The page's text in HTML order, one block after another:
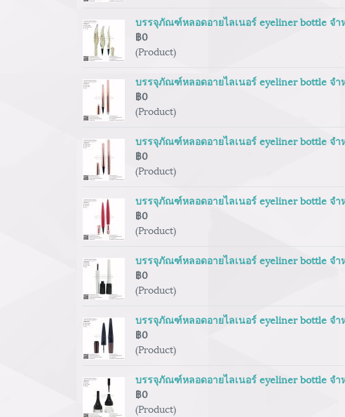
บรรจุภัณฑ์หลอดอายไลเนอร์ eyeliner bottle จ
฿0
(Product)
บรรจุภัณฑ์หลอดอายไลเนอร์ eyeliner bottle จ
฿0
(Product)
บรรจุภัณฑ์หลอดอายไลเนอร์ eyeliner bottle จ
฿0
(Product)
บรรจุภัณฑ์หลอดอายไลเนอร์ eyeliner bottle จ
฿0
(Product)
บรรจุภัณฑ์หลอดอายไลเนอร์ eyeliner bottle จ
฿0
(Product)
บรรจุภัณฑ์หลอดอายไลเนอร์ eyeliner bottle จ
฿0
(Product)
บรรจุภัณฑ์หลอดอายไลเนอร์ eyeliner bottle จ
฿0
(Product)